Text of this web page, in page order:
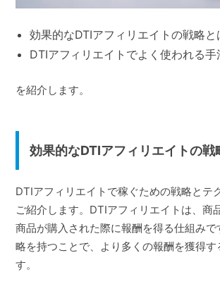
効果的なDTIアフィリエイトの戦略と
DTIアフィリエイトでよく使われる手
を紹介します。
効果的なDTIアフィリエイトの戦
DTIアフィリエイトで稼ぐための戦略とテ
ご紹介します。DTIアフィリエイトは、商
商品が購入された際に報酬を得る仕組み
略を持つことで、より多くの報酬を獲得す
す。